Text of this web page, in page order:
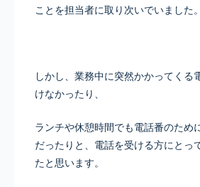
ことを担当者に取り次いでいました。
しかし、業務中に突然かかってくる
けなかったり、
ランチや休憩時間でも電話番のため
だったりと、電話を受ける方にとっ
たと思います。